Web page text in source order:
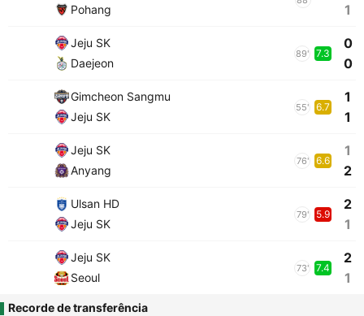
Pohang
1
Jeju SK
Daejeon
89' 7.3
0
0
Gimcheon Sangmu
Jeju SK
55' 6.7
1
1
Jeju SK
Anyang
76' 6.6
1
2
Ulsan HD
Jeju SK
79' 5.9
2
1
Jeju SK
Seoul
73' 7.4
2
1
Recorde de transferência